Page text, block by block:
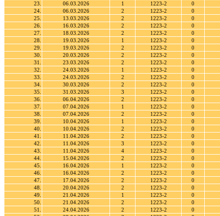
23.
06.03.2026 1 1223-2
0
24.
06.03.2026 2 1223-2
0
25.
13.03.2026 2 1223-2
0
26.
16.03.2026 2 1223-2
0
27.
18.03.2026 2 1223-2
0
28.
19.03.2026 1 1223-2
0
29.
19.03.2026 2 1223-2
0
30.
20.03.2026 2 1223-2
0
31.
23.03.2026 2 1223-2
0
32.
24.03.2026 1 1223-2
0
33.
24.03.2026 2 1223-2
0
34.
30.03.2026 2 1223-2
0
35.
31.03.2026 3 1223-2
0
36.
06.04.2026 2 1223-2
0
37.
07.04.2026 1 1223-2
0
38.
07.04.2026 2 1223-2
0
39.
10.04.2026 1 1223-2
0
40.
10.04.2026 2 1223-2
0
41.
11.04.2026 2 1223-2
0
42.
11.04.2026 3 1223-2
0
43.
11.04.2026 4 1223-2
0
44.
15.04.2026 2 1223-2
0
45.
16.04.2026 1 1223-2
0
46.
16.04.2026 2 1223-2
0
47.
17.04.2026 2 1223-2
0
48.
20.04.2026 2 1223-2
0
49.
21.04.2026 1 1223-2
0
50.
21.04.2026 2 1223-2
0
51.
24.04.2026 2 1223-2
0